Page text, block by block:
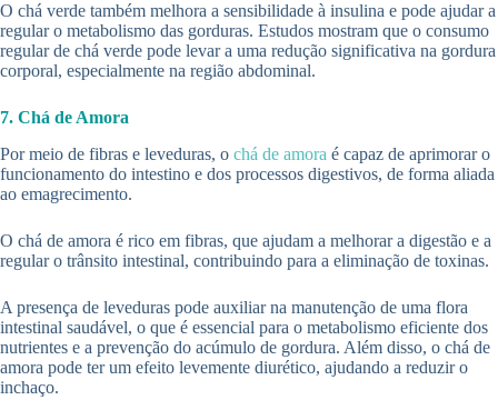
O chá verde também melhora a sensibilidade à insulina e pode ajudar a
regular o metabolismo das gorduras. Estudos mostram que o consumo
regular de chá verde pode levar a uma redução significativa na gordura
corporal, especialmente na região abdominal.
7. Chá de Amora
Por meio de fibras e leveduras, o chá de amora é capaz de aprimorar o
funcionamento do intestino e dos processos digestivos, de forma aliada
ao emagrecimento.
O chá de amora é rico em fibras, que ajudam a melhorar a digestão e a
regular o trânsito intestinal, contribuindo para a eliminação de toxinas.
A presença de leveduras pode auxiliar na manutenção de uma flora
intestinal saudável, o que é essencial para o metabolismo eficiente dos
nutrientes e a prevenção do acúmulo de gordura. Além disso, o chá de
amora pode ter um efeito levemente diurético, ajudando a reduzir o
inchaço.